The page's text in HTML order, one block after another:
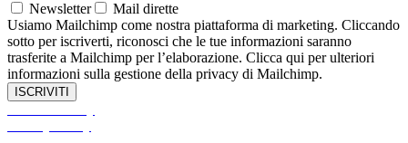
Newsletter
Mail dirette
Usiamo Mailchimp come nostra piattaforma di marketing. Cliccando
sotto per iscriverti, riconosci che le tue informazioni saranno
trasferite a Mailchimp per l’elaborazione. Clicca qui per ulteriori
informazioni sulla gestione della privacy di Mailchimp.
ISCRIVITI